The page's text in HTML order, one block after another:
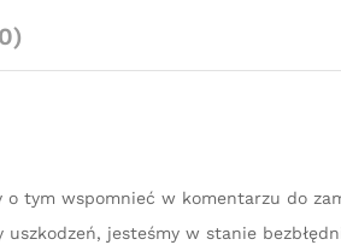
o tym wspomnieć w komentarzu do
uszkodzeń, jesteśmy w stanie